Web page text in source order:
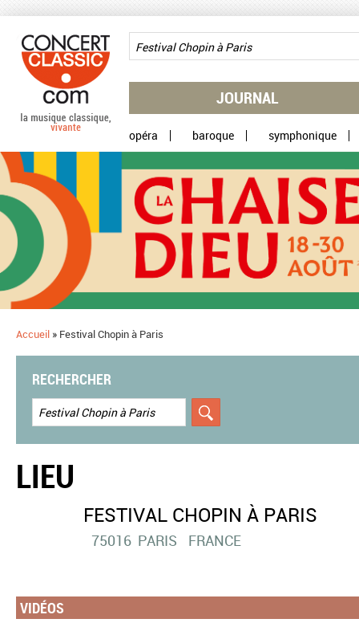
JOURNAL
opéra baroque symphonique
Accueil » Festival Chopin à Paris
RECHERCHER
LIEU
FESTIVAL CHOPIN À PARIS
75016 PARIS FRANCE
VIDÉOS